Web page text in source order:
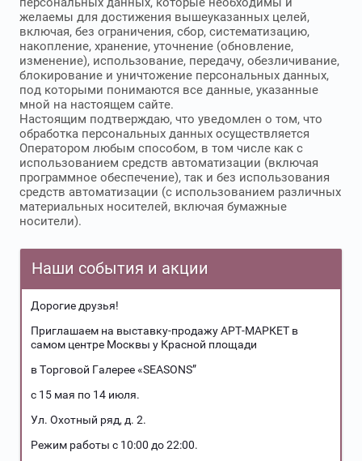
желаемы для достижения вышеуказанных целей,
включая, без ограничения, сбор, систематизацию,
накопление, хранение, уточнение (обновление,
изменение), использование, передачу, обезличивание,
блокирование и уничтожение персональных данных,
под которыми понимаются все данные, указанные
мной на настоящем сайте.
Настоящим подтверждаю, что уведомлен о том, что
обработка персональных данных осуществляется
Оператором любым способом, в том числе как с
использованием средств автоматизации (включая
программное обеспечение), так и без использования
средств автоматизации (с использованием различных
материальных носителей, включая бумажные
носители).
Наши события и акции
Дорогие друзья!
Приглашаем на выставку-продажу АРТ-МАРКЕТ в
самом центре Москвы у Красной площади
в Торговой Галерее «SEASONS”
с 15 мая по 14 июля.
Ул. Охотный ряд, д. 2.
Режим работы с 10:00 до 22:00.